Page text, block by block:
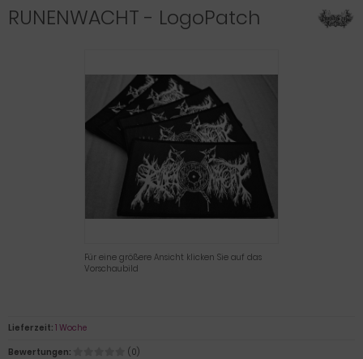
RUNENWACHT - LogoPatch
Für eine größere Ansicht klicken Sie auf das
Vorschaubild
Lieferzeit: 1 Woche
Bewertungen:
(0)